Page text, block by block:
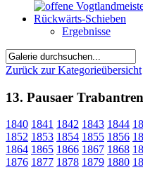
Ergebnisse
Zurück zur Kategorieübersicht
13. Pausaer
1840 1841 1842 1843 1844
1852 1853 1854 1855 1856
1864 1865 1866 1867 1868
1876 1877 1878 1879 1880